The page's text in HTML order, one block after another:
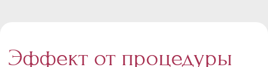
Эффект от процедуры